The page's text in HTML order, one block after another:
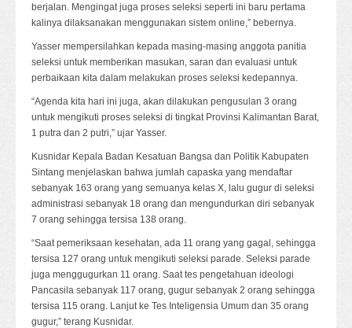
berjalan. Mengingat juga proses seleksi seperti ini baru pertama
kalinya dilaksanakan menggunakan sistem online,” bebernya.
Yasser mempersilahkan kepada masing-masing anggota panitia
seleksi untuk memberikan masukan, saran dan evaluasi untuk
perbaikaan kita dalam melakukan proses seleksi kedepannya.
“Agenda kita hari ini juga, akan dilakukan pengusulan 3 orang
untuk mengikuti proses seleksi di tingkat Provinsi Kalimantan Barat,
1 putra dan 2 putri,” ujar Yasser.
Kusnidar Kepala Badan Kesatuan Bangsa dan Politik Kabupaten
Sintang menjelaskan bahwa jumlah capaska yang mendaftar
sebanyak 163 orang yang semuanya kelas X, lalu gugur di seleksi
administrasi sebanyak 18 orang dan mengundurkan diri sebanyak
7 orang sehingga tersisa 138 orang.
“Saat pemeriksaan kesehatan, ada 11 orang yang gagal, sehingga
tersisa 127 orang untuk mengikuti seleksi parade. Seleksi parade
juga menggugurkan 11 orang. Saat tes pengetahuan ideologi
Pancasila sebanyak 117 orang, gugur sebanyak 2 orang sehingga
tersisa 115 orang. Lanjut ke Tes Inteligensia Umum dan 35 orang
gugur,” terang Kusnidar.